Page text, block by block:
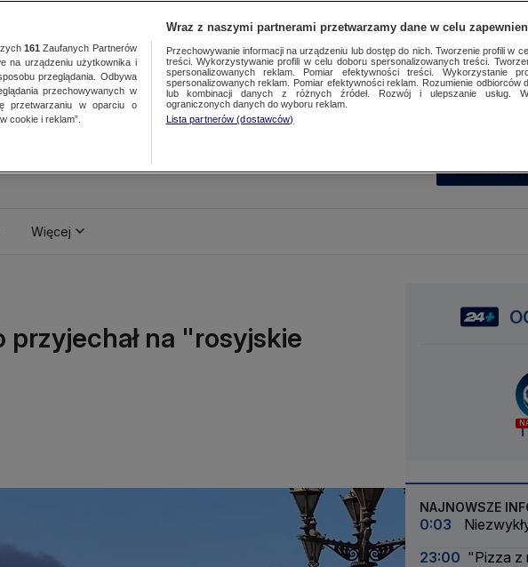
SUBSKRYBUJ
Więcej
przyjechał na "rosyjskie
NAJNOWSZE
0:03
23:00 "Pizza z
161 Zaufanych Partnerów
na urządzeniu użytkownika i
przeglądania. Odbywa
przechowywanych w
przetwarzaniu w oparciu o
cookie i reklam”.
Wraz z naszymi partnerami przetwarzamy dane w celu
Przechowywanie informacji na urządzeniu lub dostęp do nich. Tworzenie profili w
treści. Wykorzystywanie profili w celu doboru spersonalizowanych treści.
spersonalizowanych reklam. Pomiar efektywności treści. Wykorzystanie
spersonalizowanych reklam. Pomiar efektywności reklam. Rozumienie odbiorców
lub kombinacji danych z różnych źródeł. Rozwój i ulepszanie usług.
ograniczonych danych do wyboru reklam.
Lista partnerów (dostawców)